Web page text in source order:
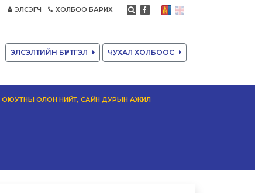
ЭЛСЭГЧ ХОЛБОО БАРИХ
ЭЛСЭЛТИЙН БҮРТГЭЛ ЧУХАЛ ХОЛБООС
ОЮУТНЫ ОЛОН НИЙТ, САЙН ДУРЫН АЖИЛ